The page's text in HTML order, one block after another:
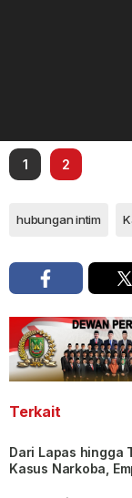
1 2
hubungan intim
Terkait
Dari Lapas hingga
Kasus Narkoba,